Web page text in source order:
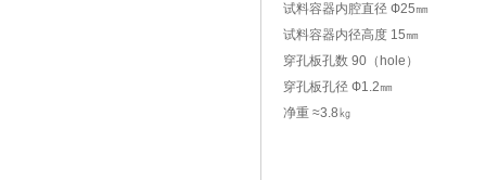
试料容器内腔直径 Ф25㎜
试料容器内径高度 15㎜
穿孔板孔数 90（hole）
穿孔板孔径 Ф1.2㎜
净重 ≈3.8㎏